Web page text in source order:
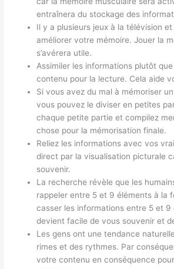
entraînera du stockage des
Il y a plusieurs jeux à la télévision
améliorer votre mémoire. Jouer la
s’avérera utile.
Assimiler les informations plutôt
contenu pour la lecture. Cela aide
Si vous avez du mal à mémoriser
vous pouvez le diviser en petites
chaque petite partie et compilez
chose pour la mémorisation finale.
Reliez les informations avec vos
direct par la visualisation picturale
souvenir.
La recherche révèle que les
rappeler entre 5 et 9 éléments à la
casser les informations entre 5 et 9
devient facile de vous souvenir et
Les gens ont une tendance
rimes et des rythmes. Par
votre contenu en conséquence